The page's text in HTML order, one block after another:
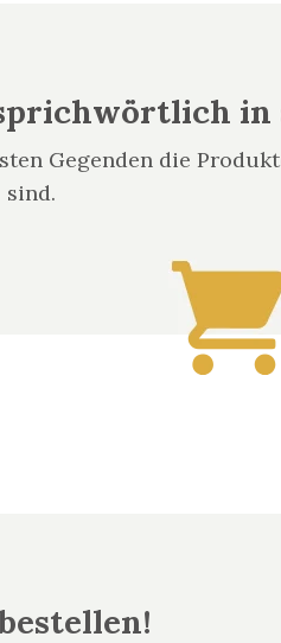
in
Gegenden die
sind.